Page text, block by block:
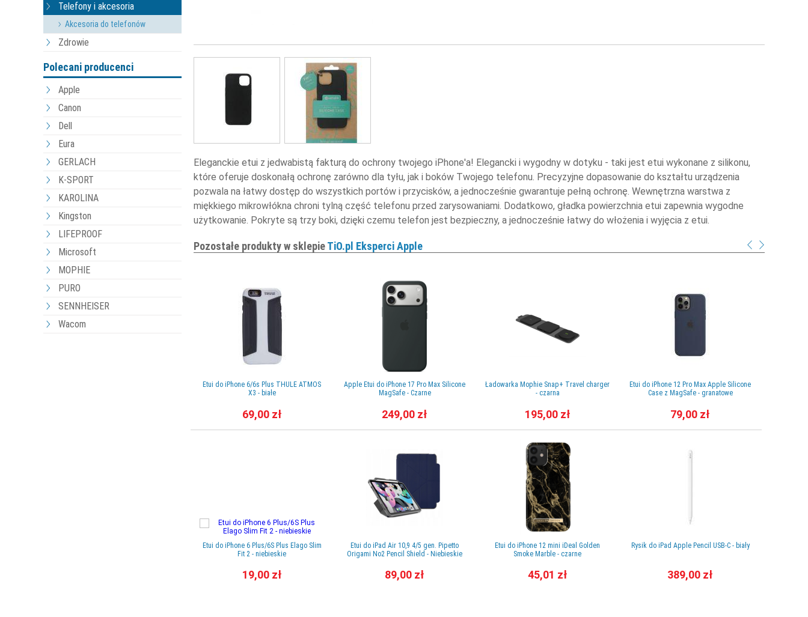
Telefony i akcesoria
Akcesoria do telefonów
Zdrowie
Polecani producenci
Apple
Canon
Dell
Eura
GERLACH
K-SPORT
KAROLINA
Kingston
LIFEPROOF
Microsoft
MOPHIE
PURO
SENNHEISER
Wacom
Eleganckie etui z jedwabistą fakturą do ochrony twojego iPhone'a! Elegancki i wygodny w dotyku - taki jest etui wykonane z silikonu,
które oferuje doskonałą ochronę zarówno dla tyłu, jak i boków Twojego telefonu. Precyzyjne dopasowanie do kształtu urządzenia
pozwala na łatwy dostęp do wszystkich portów i przycisków, a jednocześnie gwarantuje pełną ochronę. Wewnętrzna warstwa z
miękkiego mikrowłókna chroni tylną część telefonu przed zarysowaniami. Dodatkowo, gładka powierzchnia etui zapewnia wygodne
użytkowanie. Pokryte są trzy boki, dzięki czemu telefon jest bezpieczny, a jednocześnie łatwy do włożenia i wyjęcia z etui.
Pozostałe produkty w sklepieTiO.pl Eksperci Apple
Etui do iPhone 6/6s Plus THULE ATMOS
X3 - białe
69,00 zł
Etui do iPhone 6 Plus/6S Plus Elago Slim
Fit 2 - niebieskie
19,00 zł
Apple Etui do iPhone 17 Pro Max Silicone
MagSafe - Czarne
249,00 zł
Etui do iPad Air 10,9 4/5 gen. Pipetto
Origami No2 Pencil Shield - Niebieskie
89,00 zł
Ładowarka Mophie Snap+ Travel charger
- czarna
195,00 zł
Etui do iPhone 12 mini iDeal Golden
Smoke Marble - czarne
45,01 zł
Etui do iPhone 12 Pro Max Apple Silicone
Case z MagSafe - granatowe
79,00 zł
Rysik do iPad Apple Pencil USB-C - biały
389,00 zł